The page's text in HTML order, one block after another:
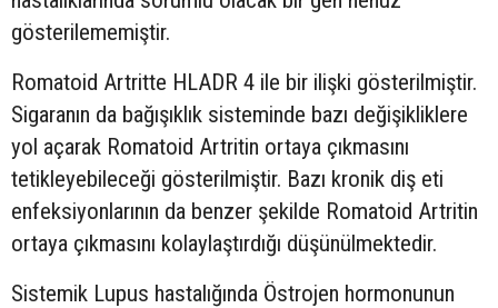
gösterilememiştir.
Romatoid Artritte HLADR 4 ile bir ilişki gösterilmiştir.
Sigaranın da bağışıklık sisteminde bazı değişikliklere
yol açarak Romatoid Artritin ortaya çıkmasını
tetikleyebileceği gösterilmiştir. Bazı kronik diş eti
enfeksiyonlarının da benzer şekilde Romatoid Artritin
ortaya çıkmasını kolaylaştırdığı düşünülmektedir.
Sistemik Lupus hastalığında Östrojen hormonunun